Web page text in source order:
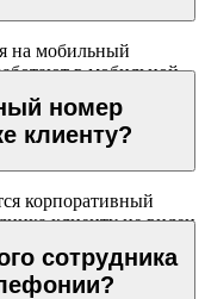
на мобильный
в мобильной
номер
клиенту?
корпоративный
клиенту не виден
сотрудника